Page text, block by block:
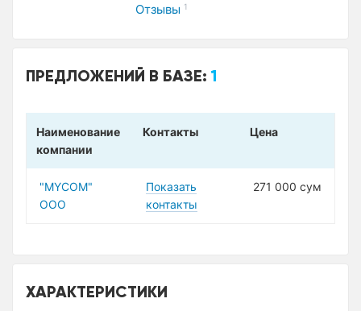
Отзывы 1
ПРЕДЛОЖЕНИЙ В БАЗЕ:1
Наименование
компании
Контакты Цена
"MYCOM"
ООО
Показать
контакты
271 000 сум
ХАРАКТЕРИСТИКИ